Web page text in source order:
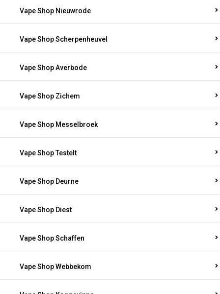
Vape Shop Nieuwrode
Vape Shop Scherpenheuvel
Vape Shop Averbode
Vape Shop Zichem
Vape Shop Messelbroek
Vape Shop Testelt
Vape Shop Deurne
Vape Shop Diest
Vape Shop Schaffen
Vape Shop Webbekom